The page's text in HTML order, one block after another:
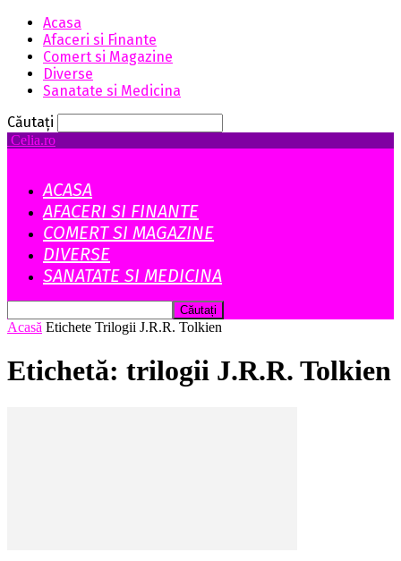
Acasa
Afaceri si Finante
Comert si Magazine
Diverse
Sanatate si Medicina
Căutați
Celia.ro
ACASA
AFACERI SI FINANTE
COMERT SI MAGAZINE
DIVERSE
SANATATE SI MEDICINA
Acasă Etichete Trilogii J.R.R. Tolkien
Etichetă: trilogii J.R.R. Tolkien